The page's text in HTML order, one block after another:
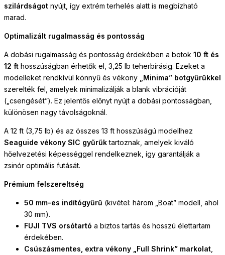
szilárdságot nyújt, így extrém terhelés alatt is megbízható
marad.
Optimalizált rugalmasság és pontosság
A dobási rugalmasság és pontosság érdekében a botok 10 ft és
12 ft hosszúságban érhetők el, 3,25 lb teherbírásig. Ezeket a
modelleket rendkívül könnyű és vékony
„Minima” botgyűrűkkel
szerelték fel, amelyek minimalizálják a blank vibrációját
(„csengését”). Ez jelentős előnyt nyújt a dobási pontosságban,
különösen nagy távolságoknál.
A 12 ft (3,75 lb) és az összes 13 ft hosszúságú modellhez
Seaguide vékony SIC gyűrűktartoznak, amelyek kiváló
hőelvezetési képességgel rendelkeznek, így garantálják a
zsinór optimális futását.
Prémium felszereltség
50 mm-es indítógyűrű (kivétel: három „Boat” modell, ahol
30 mm).
FUJI TVS orsótartó a biztos tartás és hosszú élettartam
érdekében.
Csúszásmentes, extra vékony „Full Shrink” markolat